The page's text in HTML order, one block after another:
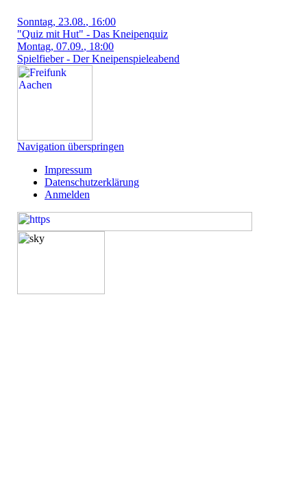
Sonntag, 23.08., 16:00
"Quiz mit Hut" - Das Kneipenquiz
Montag, 07.09., 18:00
Spielfieber - Der Kneipenspieleabend
Navigation überspringen
Impressum
Datenschutzerklärung
Anmelden